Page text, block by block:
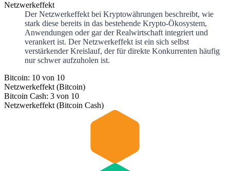
Netzwerkeffekt
Der Netzwerkeffekt bei Kryptowährungen beschreibt, wie
stark diese bereits in das bestehende Krypto-Ökosystem,
Anwendungen oder gar der Realwirtschaft integriert und
verankert ist. Der Netzwerkeffekt ist ein sich selbst
verstärkender Kreislauf, der für direkte Konkurrenten häufig
nur schwer aufzuholen ist.
Bitcoin: 10 von 10
Netzwerkeffekt (Bitcoin)
Bitcoin Cash: 3 von 10
Netzwerkeffekt (Bitcoin Cash)